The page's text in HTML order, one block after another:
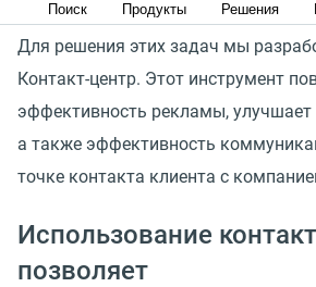
Поиск Продукты Решения
Для решения этих задач мы
Контакт-центр. Этот инструмент
эффективность рекламы, улучшает
а также эффективность
точке контакта клиента с
Использование
позволяет